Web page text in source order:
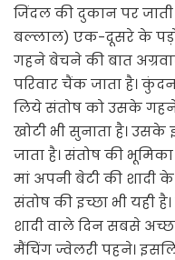
जिंदल की दुकान पर
बल्लाल) एक-दूसरे के
गहने बेचने की बात
परिवार चैंक जाता है।
लिये संतोष को उसके
खोटी भी सुनाता है।
जाता है। संतोष की भूमिका
मां अपनी बेटी की शादी
संतोष की इच्छा भी यही
शादी वाले दिन सबसे
मैंचिंग ज्वेलरी पहने।